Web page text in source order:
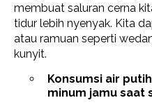
membuat saluran cerna
tidur lebih nyenyak. Kita
atau ramuan seperti
kunyit.
Konsumsi air
minum jamu saat